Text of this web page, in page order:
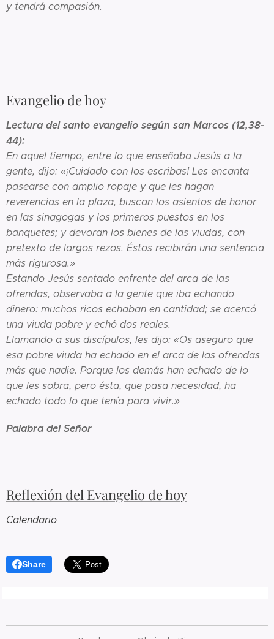
y tendrá compasión.
Evangelio de hoy
Lectura del santo evangelio según san Marcos (12,38-
44):
En aquel tiempo, entre lo que enseñaba Jesús a la
gente, dijo: «¡Cuidado con los escribas! Les encanta
pasearse con amplio ropaje y que les hagan
reverencias en la plaza, buscan los asientos de honor
en las sinagogas y los primeros puestos en los
banquetes; y devoran los bienes de las viudas, con
pretexto de largos rezos. Éstos recibirán una sentencia
más rigurosa.»
Estando Jesús sentado enfrente del arca de las
ofrendas, observaba a la gente que iba echando
dinero: muchos ricos echaban en cantidad; se acercó
una viuda pobre y echó dos reales.
Llamando a sus discípulos, les dijo: «Os aseguro que
esa pobre viuda ha echado en el arca de las ofrendas
más que nadie. Porque los demás han echado de lo
que les sobra, pero ésta, que pasa necesidad, ha
echado todo lo que tenía para vivir.»
Palabra del Señor
Reflexión del Evangelio de hoy
Calendario
Share